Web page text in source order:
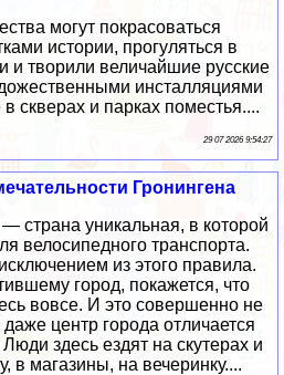
могут покрасоваться
истории, прогуляться в
и творили величайшие русские
инсталляциями
скверах и парках поместья....
29 07 2026 9:54:27
Гронингена
страна уникальная, в которой
велосипедного транспорта.
из этого правила.
город, покажется, что
вовсе. И это совершенно не
даже центр города отличается
здесь ездят на скутерах и
в магазины, на вечеринку....